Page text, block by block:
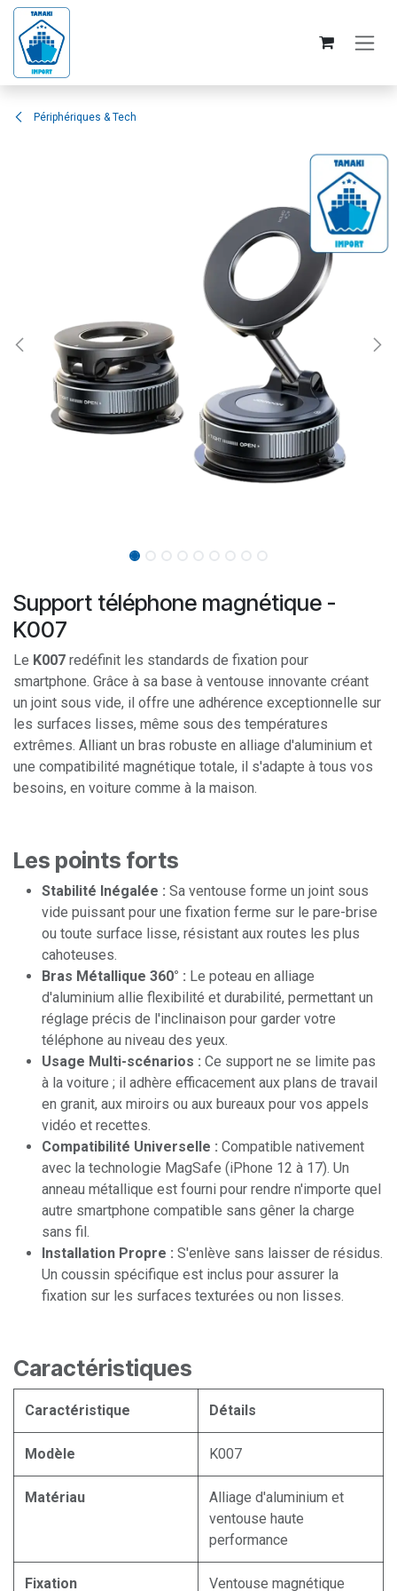
Skip to Content
Périphériques & Tech
Support téléphone magnétique -
K007
Le K007 redéfinit les standards de fixation pour
smartphone. Grâce à sa base à ventouse innovante créant
un joint sous vide, il offre une adhérence exceptionnelle sur
les surfaces lisses, même sous des températures
extrêmes. Alliant un bras robuste en alliage d'aluminium et
une compatibilité magnétique totale, il s'adapte à tous vos
besoins, en voiture comme à la maison.
Les points forts
Stabilité Inégalée : Sa ventouse forme un joint sous
vide puissant pour une fixation ferme sur le pare-brise
ou toute surface lisse, résistant aux routes les plus
cahoteuses.
Bras Métallique 360° : Le poteau en alliage
d'aluminium allie flexibilité et durabilité, permettant un
réglage précis de l'inclinaison pour garder votre
téléphone au niveau des yeux.
Usage Multi-scénarios : Ce support ne se limite pas
à la voiture ; il adhère efficacement aux plans de travail
en granit, aux miroirs ou aux bureaux pour vos appels
vidéo et recettes.
Compatibilité Universelle : Compatible nativement
avec la technologie MagSafe (iPhone 12 à 17). Un
anneau métallique est fourni pour rendre n'importe quel
autre smartphone compatible sans gêner la charge
sans fil.
Installation Propre : S'enlève sans laisser de résidus.
Un coussin spécifique est inclus pour assurer la
fixation sur les surfaces texturées ou non lisses.
Caractéristiques
Caractéristique Détails
Modèle K007
Matériau
Alliage d'aluminium et
ventouse haute
performance
Fixation Ventouse magnétique